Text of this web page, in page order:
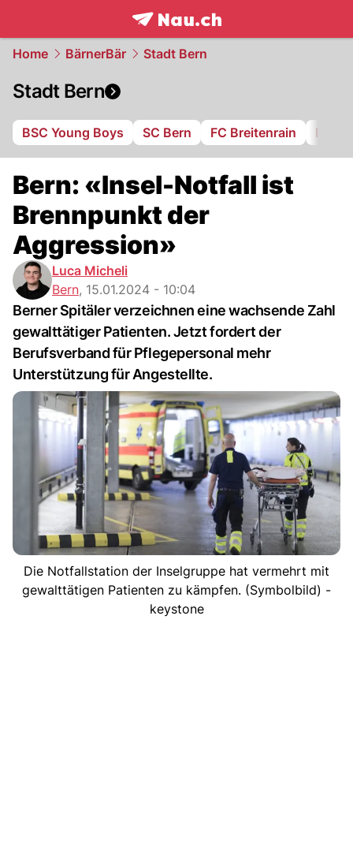
frontpage.NAU.ch
Home BärnerBär Stadt Bern
Stadt Bern
BSC Young Boys SC Bern FC Breitenrain BSV
Bern: «Insel-Notfall ist
Brennpunkt der
Aggression»
Luca Micheli
Bern, 15.01.2024 - 10:04
Berner Spitäler verzeichnen eine wachsende Zahl
gewalttätiger Patienten. Jetzt fordert der
Berufsverband für Pflegepersonal mehr
Unterstützung für Angestellte.
Die Notfallstation der Inselgruppe hat vermehrt mit
gewalttätigen Patienten zu kämpfen. (Symbolbild) -
keystone